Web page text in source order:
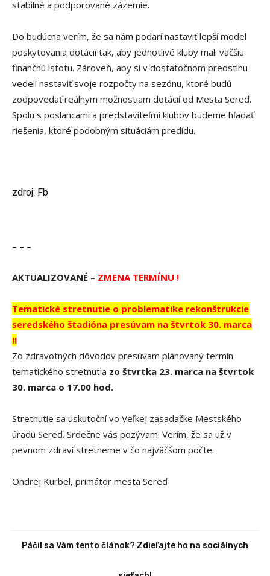
stabilné a podporované zázemie.
Do budúcna verím, že sa nám podarí nastaviť lepší model
poskytovania dotácií tak, aby jednotlivé kluby mali väčšiu
finančnú istotu. Zároveň, aby si v dostatočnom predstihu
vedeli nastaviť svoje rozpočty na sezónu, ktoré budú
zodpovedať reálnym možnostiam dotácií od Mesta Sereď.
Spolu s poslancami a predstaviteľmi klubov budeme hľadať
riešenia, ktoré podobným situáciám predídu.
zdroj: Fb
– – –
AKTUALIZOVANÉ – ZMENA TERMÍNU !
Tematické stretnutie o problematike rekonštrukcie
seredského štadióna presúvam na štvrtok 30. marca
!!
Zo zdravotných dôvodov presúvam plánovaný termín
tematického stretnutia zo štvrtka 23. marca na štvrtok
30. marca o 17.00 hod.
Stretnutie sa uskutoční vo Veľkej zasadačke Mestského
úradu Sereď. Srdečne vás pozývam. Verím, že sa už v
pevnom zdraví stretneme v čo najväčšom počte.
Ondrej Kurbel, primátor mesta Sereď
Páčil sa Vám tento článok? Zdieľajte ho na sociálnych